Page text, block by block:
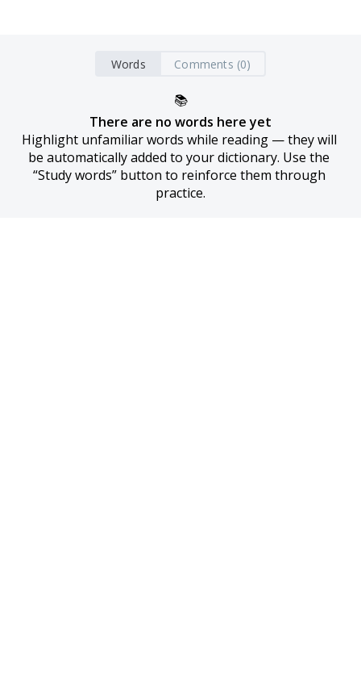
Words Comments (0)
📚
There are no words here yet
Highlight unfamiliar words while reading — they will
be automatically added to your dictionary. Use the
“Study words” button to reinforce them through
practice.